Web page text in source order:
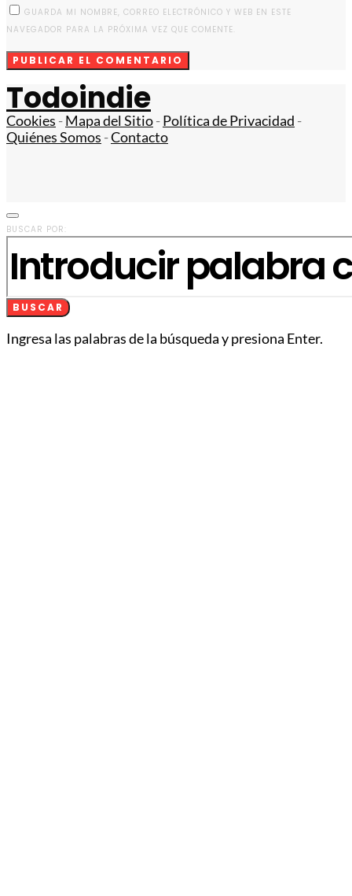
GUARDA MI NOMBRE, CORREO ELECTRÓNICO Y WEB EN ESTE
NAVEGADOR PARA LA PRÓXIMA VEZ QUE COMENTE.
Todoindie
Cookies -Mapa del Sitio-Política de Privacidad -
Quiénes Somos -Contacto
BUSCAR POR:
BUSCAR
Ingresa las palabras de la búsqueda y presiona Enter.